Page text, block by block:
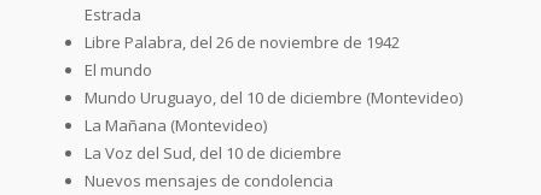
Estrada
Libre Palabra, del 26 de noviembre de 1942
El mundo
Mundo Uruguayo, del 10 de diciembre (Montevideo)
La Mañana (Montevideo)
La Voz del Sud, del 10 de diciembre
Nuevos mensajes de condolencia